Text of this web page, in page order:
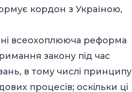
кордон з Україною,
всеохоплююча реформа
закону під час
в тому числі принципу
процесів; оскільки ці